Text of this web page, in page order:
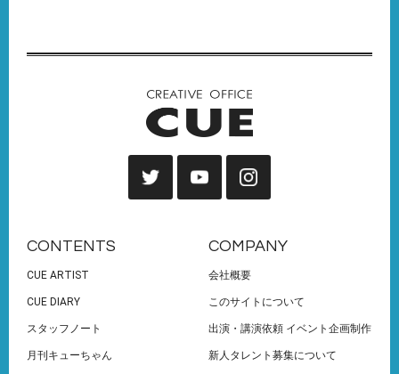
CONTENTS
CUE ARTIST
CUE DIARY
スタッフノート
月刊キューちゃん
COMPANY
会社概要
このサイトについて
出演・講演依頼 イベント企画制作
新人タレント募集について